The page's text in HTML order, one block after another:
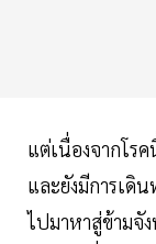
แต่เนื่องจากโร
และยังมีการเดิ
ไปมาหาสู่ข้ามจั